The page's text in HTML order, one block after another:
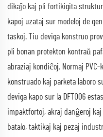
dikaĵo kaj pli fortikigita
kapoj uzataj sur modeloj de
taskoj. Tiu deviga konstruo
pli bonan protekton kontraŭ
abraziaj kondiĉoj. Normaj
konstruado kaj parketa laboro
deviga kapo sur la DFT006
impaktfortoj, akraj danĝeroj
batalo, taktikaj kaj pezaj